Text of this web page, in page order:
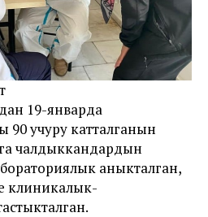
19-январда
90 учуру катталганын
чалдыккандардын
аныкталган,
клиникалык-